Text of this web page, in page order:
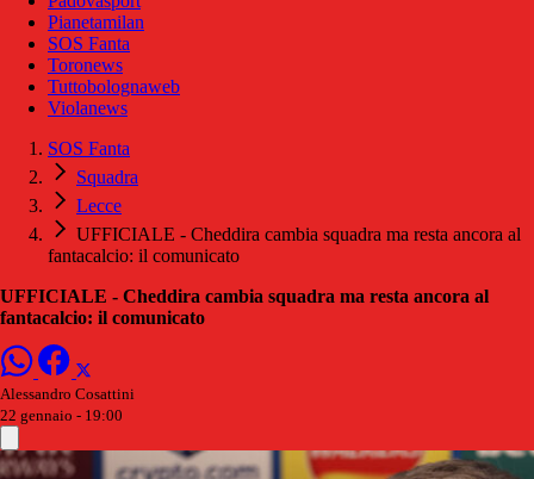
Pianetamilan
SOS Fanta
Toronews
Tuttobolognaweb
Violanews
SOS Fanta
Squadra
Lecce
UFFICIALE - Cheddira cambia squadra ma resta ancora al
fantacalcio: il comunicato
UFFICIALE - Cheddira cambia squadra ma resta ancora al
fantacalcio: il comunicato
Alessandro Cosattini
22 gennaio - 19:00